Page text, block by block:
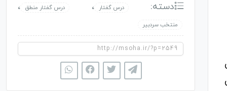
دسته: درس گفتار ، درس گفتار منطق ،
منتخب سردبیر